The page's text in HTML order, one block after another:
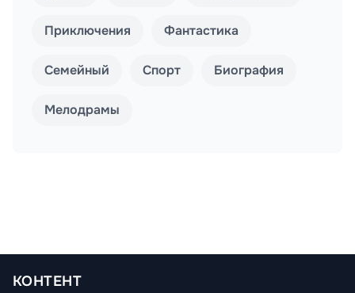
Приключения Фантастика
Семейный Спорт Биография
Мелодрамы
КОНТЕНТ